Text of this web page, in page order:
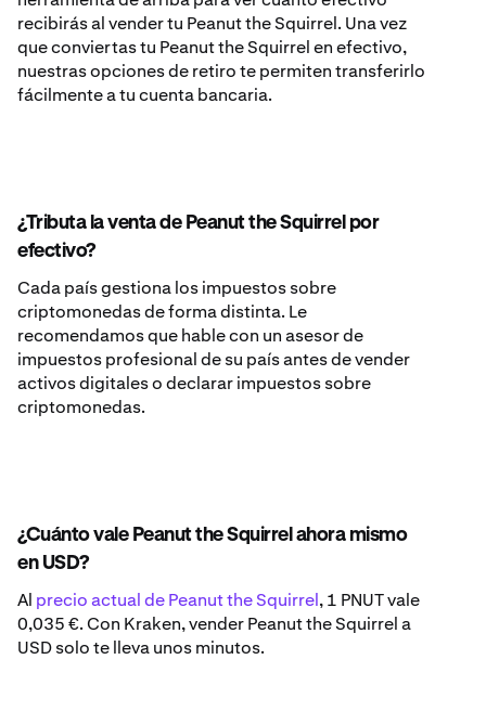
recibirás al vender tu Peanut the Squirrel. Una vez
que conviertas tu Peanut the Squirrel en efectivo,
nuestras opciones de retiro te permiten transferirlo
fácilmente a tu cuenta bancaria.
¿Tributa la venta de Peanut the Squirrel por
efectivo?
Cada país gestiona los impuestos sobre
criptomonedas de forma distinta. Le
recomendamos que hable con un asesor de
impuestos profesional de su país antes de vender
activos digitales o declarar impuestos sobre
criptomonedas.
¿Cuánto vale Peanut the Squirrel ahora mismo
en USD?
Al precio actual de Peanut the Squirrel, 1 PNUT vale
0,035 €. Con Kraken, vender Peanut the Squirrel a
USD solo te lleva unos minutos.